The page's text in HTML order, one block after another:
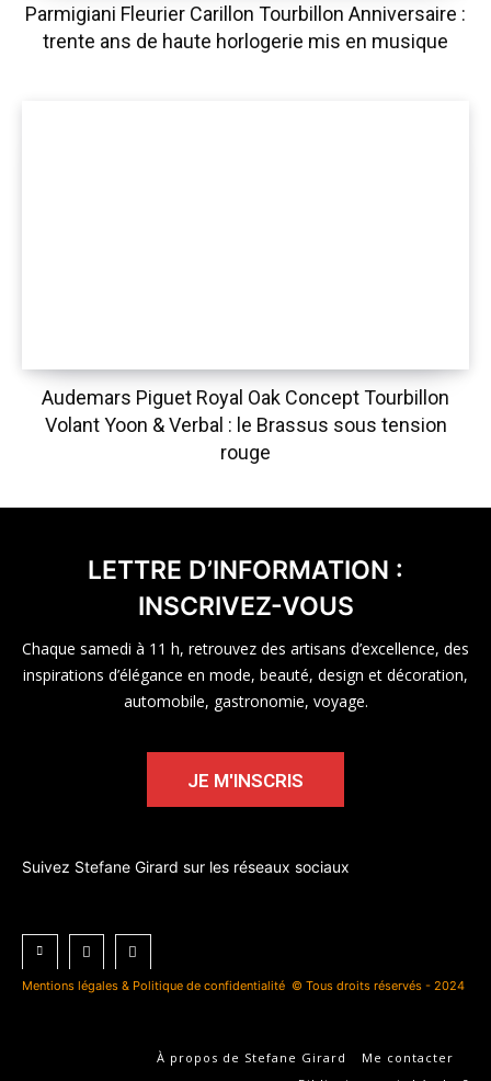
Parmigiani Fleurier Carillon Tourbillon Anniversaire :
trente ans de haute horlogerie mis en musique
Audemars Piguet Royal Oak Concept Tourbillon
Volant Yoon & Verbal : le Brassus sous tension
rouge
LETTRE D’INFORMATION :
INSCRIVEZ-VOUS
Chaque samedi à 11 h, retrouvez des artisans d’excellence, des
inspirations d’élégance en mode, beauté, design et décoration,
automobile, gastronomie, voyage.
JE M'INSCRIS
Suivez Stefane Girard sur les réseaux sociaux
Mentions légales & Politique de confidentialité © Tous droits réservés - 2024
À propos de Stefane Girard
Me contacter